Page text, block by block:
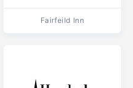
Fairfeild Inn